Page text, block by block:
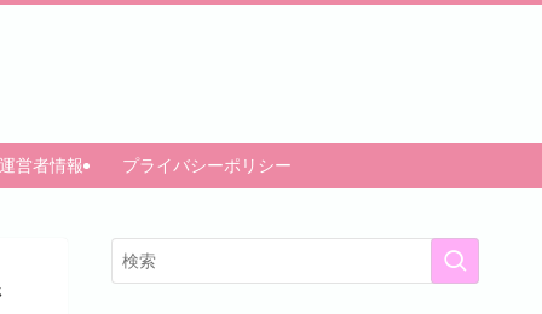
運営者情報 プライバシーポリシー